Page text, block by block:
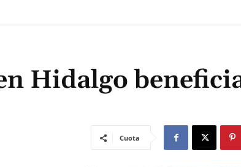
Hidalgo
Cuota